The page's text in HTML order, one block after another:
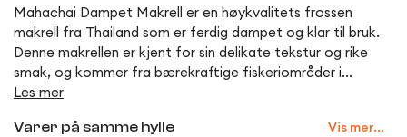
Mahachai Dampet Makrell er en høykvalitets frossen
makrell fra Thailand som er ferdig dampet og klar til bruk.
Denne makrellen er kjent for sin delikate tekstur og rike
smak, og kommer fra bærekraftige fiskeriområder i...
Les mer
Varer på samme hylle Vis mer...